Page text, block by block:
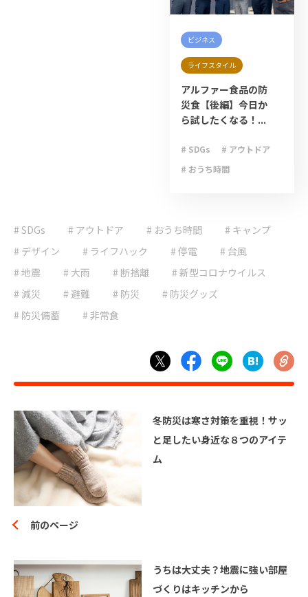
ビジネス
ライフスタイル
アルファー食品の防
災食【後編】今日か
ら試したくなる！...
# SDGs
# アウトドア
# おうち時間
# ライフハック
# 停電
# 台風
# 地震
# 大雨
# 大雪
# 減災
# 防災備蓄
# 非常食
# SDGs # アウトドア # おうち時間
# キャンプ
# デザイン
# ライフハック # 停電
# 台風
# 地震
# 大雨 # 断捨離
# 新型コロナウイルス
# 減災
# 避難 # 防災
# 防災グッズ
# 防災備蓄
# 非常食
冬防災は寒さ対策を重視！サッ
と足したい身近な８つのアイテ
ム
前のページ
うちは大丈夫？地震に強い部屋
づくりはキッチンから